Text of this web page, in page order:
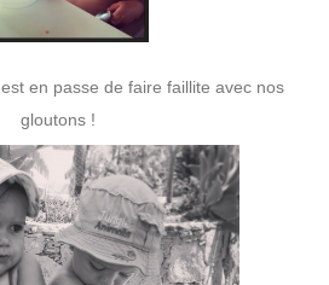
est en passe de faire faillite avec nos
gloutons !